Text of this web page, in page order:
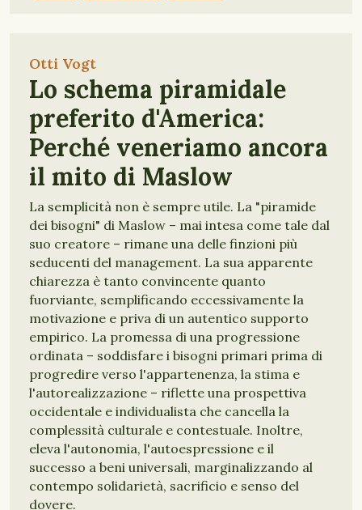
Otti Vogt
Lo schema piramidale
preferito d'America:
Perché veneriamo ancora
il mito di Maslow
La semplicità non è sempre utile. La "piramide
dei bisogni" di Maslow – mai intesa come tale dal
suo creatore – rimane una delle finzioni più
seducenti del management. La sua apparente
chiarezza è tanto convincente quanto
fuorviante, semplificando eccessivamente la
motivazione e priva di un autentico supporto
empirico. La promessa di una progressione
ordinata – soddisfare i bisogni primari prima di
progredire verso l'appartenenza, la stima e
l'autorealizzazione – riflette una prospettiva
occidentale e individualista che cancella la
complessità culturale e contestuale. Inoltre,
eleva l'autonomia, l'autoespressione e il
successo a beni universali, marginalizzando al
contempo solidarietà, sacrificio e senso del
dovere.